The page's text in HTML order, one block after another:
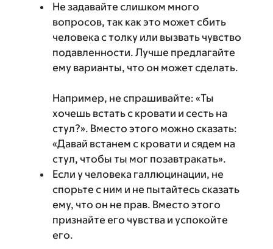
Не задавайте слишком много
вопросов, так как это может сбить
человека с толку или вызвать чувство
подавленности. Лучше предлагайте
ему варианты, что он может сделать.
Например, не спрашивайте: «Ты
хочешь встать с кровати и сесть на
стул?». Вместо этого можно сказать:
«Давай встанем с кровати и сядем на
стул, чтобы ты мог позавтракать».
Если у человека галлюцинации, не
спорьте с ним и не пытайтесь сказать
ему, что он не прав. Вместо этого
признайте его чувства и успокойте
его.